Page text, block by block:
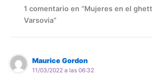
1 comentario en “Mujeres en el
Varsovia”
Maurice Gordon
11/03/2022 a las 06:32